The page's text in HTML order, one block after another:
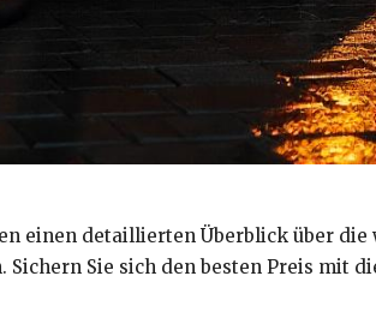
einen detaillierten Überblick über die
Sie sich den besten Preis mit